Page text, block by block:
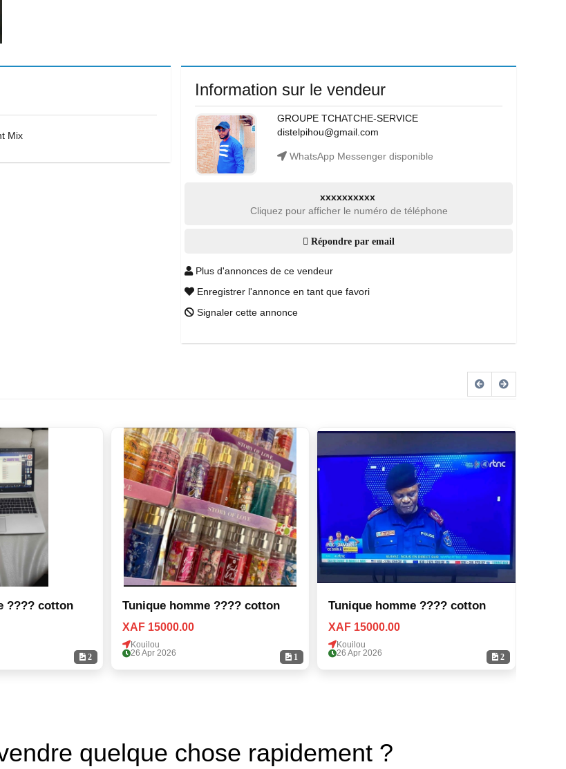
Mix
Information sur le vendeur
GROUPE TCHATCHE-SERVICE
distelpihou@gmail.com
WhatsApp Messenger disponible
xxxxxxxxxx
Cliquez pour afficher le numéro de téléphone
Répondre par email
Plus d'annonces de ce vendeur
Enregistrer l'annonce en tant que favori
Signaler cette annonce
2
???? cotton
1
Tunique homme ???? cotton
XAF 15000.00
Kouilou
26 Apr 2026
2
Tunique homme ???? cotton
XAF 15000.00
Kouilou
26 Apr 2026
quelque chose rapidement ?